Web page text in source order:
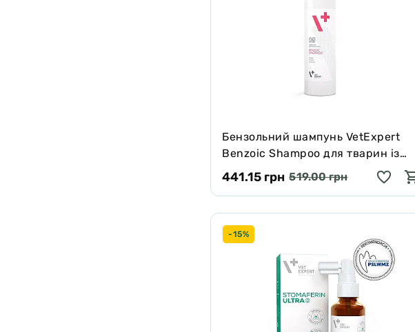
Бензольний шампунь VetExpert
Benzoic Shampoo для тварин із
жирною шкірою та шерстю, 250
441.15 грн 519.00 грн
-15%